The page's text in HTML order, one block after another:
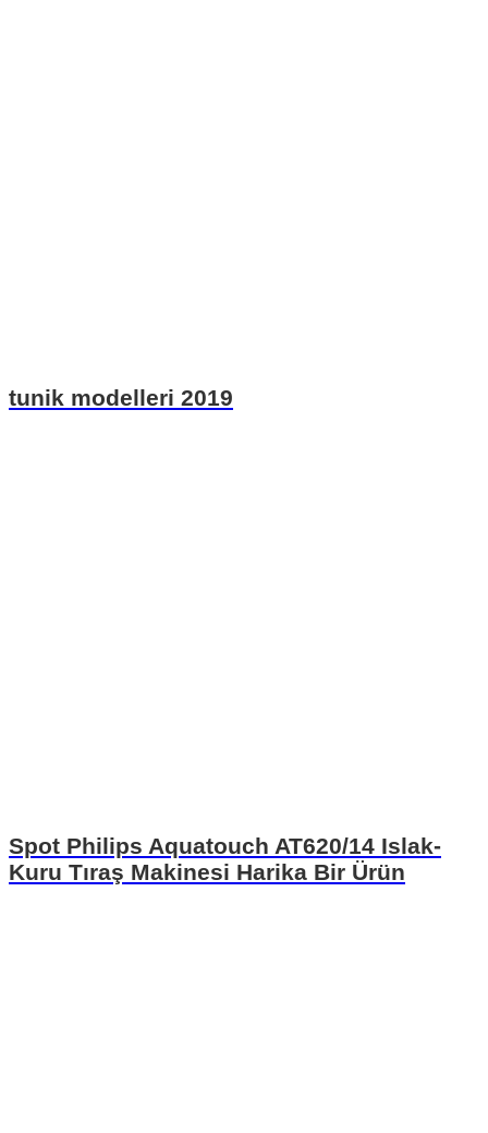
tunik modelleri 2019
Spot Philips Aquatouch AT620/14 Islak-
Kuru Tıraş Makinesi Harika Bir Ürün